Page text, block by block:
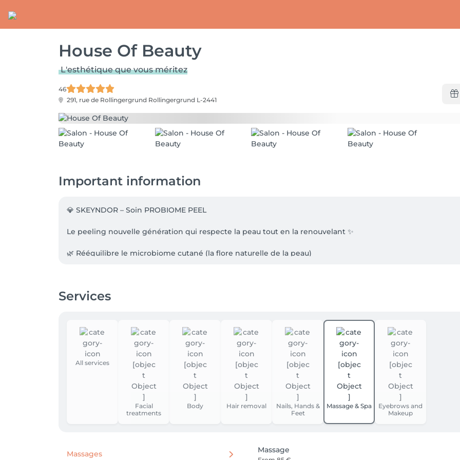
House Of Beauty
L'esthétique que vous méritez
46
291, rue de Rollingergrund Rollingergrund L-2441
Important information
💎 SKEYNDOR – Soin PROBIOME PEEL
Le peeling nouvelle génération qui respecte la peau tout en la renouvelant ✨
🌿 Rééquilibre le microbiome cutané (la flore naturelle de la peau)
➡️ Pour une peau plus belle, plus équilibrée et visiblement revitalisée 💖
Services
All services
Facial
treatments
Body Hair removal
Nails, Hands &
Feet
Massage & Spa
Eyebrows and
Makeup
Massages Massage